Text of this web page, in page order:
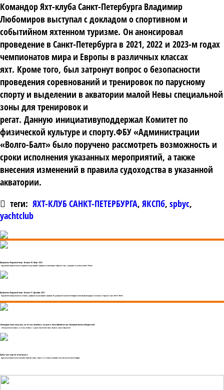
Командор Яхт-клуба Санкт-Петербурга Владимир
Любомиров выступал с докладом о спортивном и
событийном яхтенном туризме. Он анонсировал
проведение в Санкт-Петербурга в 2021, 2022 и 2023-м годах
чемпионатов мира и Европы в различных классах
яхт. Кроме того, был затронут вопрос о безопасности
проведения соревнований и тренировок по парусному
спорту и выделении в акватории малой Невы специальной
зоны для тренировок и
регат. Данную инициативуподдержал Комитет по
физической культуре и спорту.ФБУ «Администрации
«Волго-Балт» было поручено рассмотреть возможность и
сроки исполнения указанных мероприятий, а также
внесения изменений в правила судоходства в указанной
акватории.
теги: ЯХТ-КЛУБ САНКТ-ПЕТЕРБУРГА, ЯКСПб, spbyc,
yachtclub
Программа Парусный спорт. Выпуск 38. Март 2022
Представляем вашему вниманию мартовский выпуск авторской программы Алексея Жирова «Парусный спорт», выходящей на телеканале МАТЧ! СТРАНА.
Программа Парусный спорт. Выпуск 37. Декабрь 2021
Представляем Вашему вниманию итоговый, декабрьский выпуск авторской программы PR-директора Яхт-клуба Санкт-Петербурга Алексея Жирова выходящую на телеканале «Парусный спорт» МАТЧ! СТРАНА.
«Последняя гонка показала, на что мы способны»: на регате «Балтийский ветер» объявили имена победителей
«Последняя гонка показала, на что мы способны»: на регате «Балтийский ветер» объявили имена победителей
Кубок трех портов: итоги регаты
Традиционная регата в классе Сантер-760 «Кубок трех портов» прошла с 5 по 7 августа на акватории Финского залива в Санкт-Петербурге.